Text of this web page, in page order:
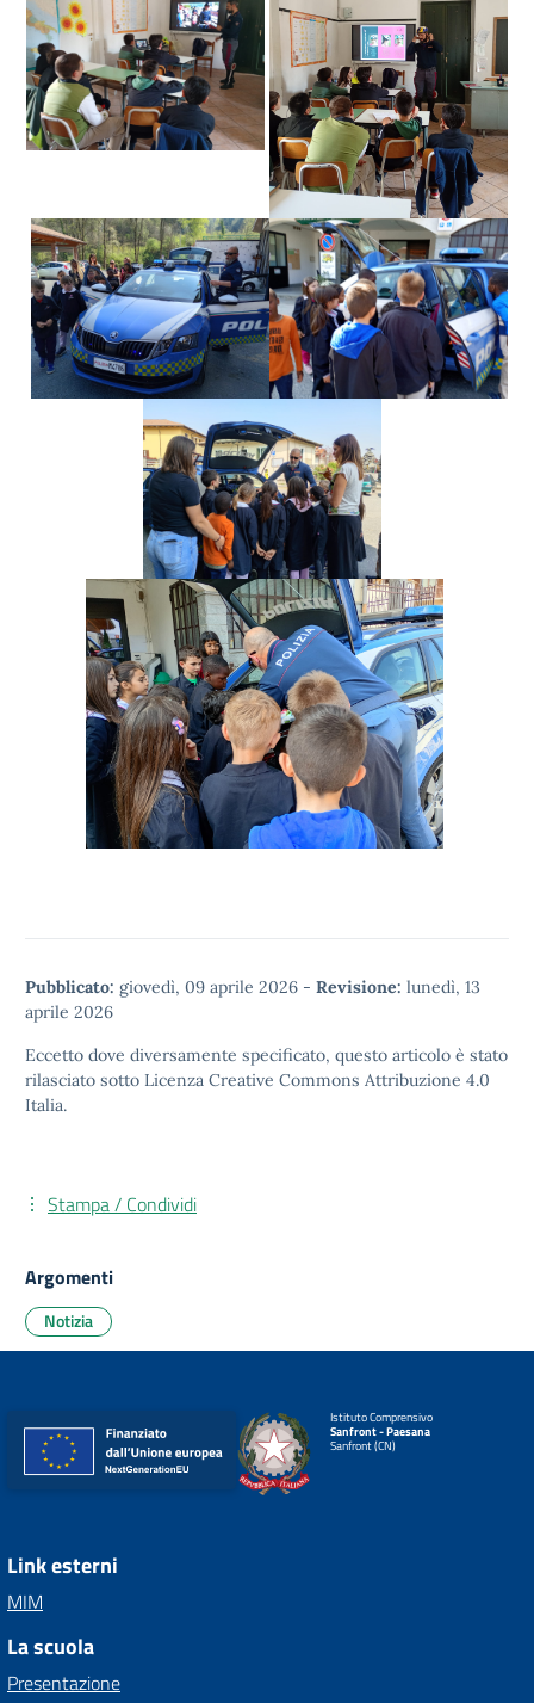
Pubblicato: giovedì, 09 aprile 2026 - Revisione: lunedì, 13
aprile 2026
Eccetto dove diversamente specificato, questo articolo è stato
rilasciato sotto Licenza Creative Commons Attribuzione 4.0
Italia.
Stampa / Condividi
Argomenti
Notizia
Istituto Comprensivo
Sanfront - Paesana
Sanfront (CN)
Link esterni
MIM
La scuola
Presentazione